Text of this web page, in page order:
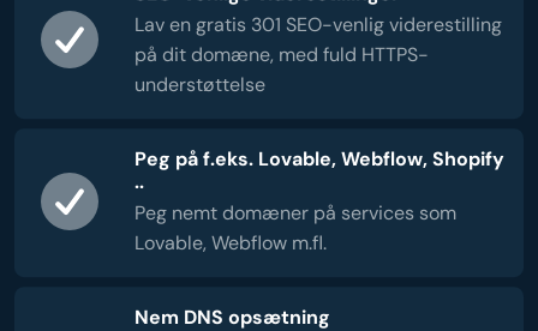
Lav en gratis 301 SEO-venlig viderestilling
på dit domæne, med fuld HTTPS-
understøttelse
Peg på f.eks. Lovable, Webflow, Shopify
..
Peg nemt domæner på services som
Lovable, Webflow m.fl.
Nem DNS opsætning